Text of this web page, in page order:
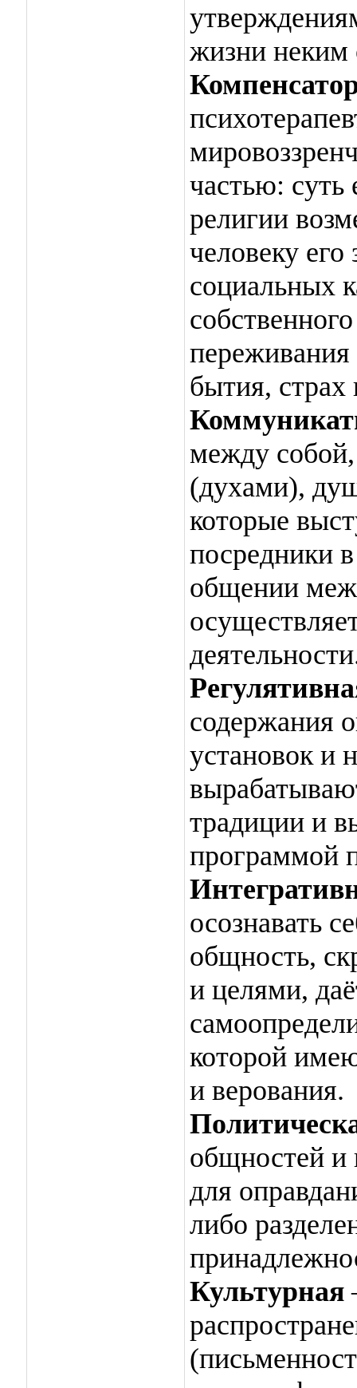
жизни неким
частью: суть
религии
человеку
социальных
бытия,
между
(духами),
которые
посредники
общении
содержания
установок и
традиции и
программой
осознавать
общность,
и целями,
которой
и верования.
общностей и
для
либо
Культурная